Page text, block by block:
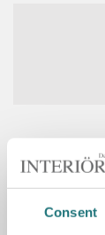
Consent
Spara